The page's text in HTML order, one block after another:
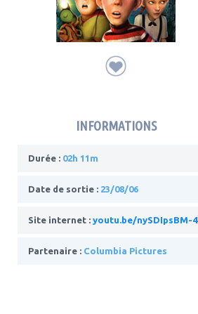
INFORMATIONS
Durée : 02h 11m
Date de sortie : 23/08/06
Site internet : youtu.be/nySDIpsBM-4
Partenaire : Columbia Pictures